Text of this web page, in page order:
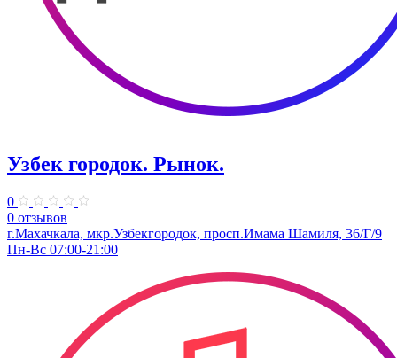
Узбек городок. ​Рынок.
0
0 отзывов
г.Махачкала, мкр.Узбекгородок, просп.Имама Шамиля, 36/Г/9
Пн-Вс 07:00-21:00